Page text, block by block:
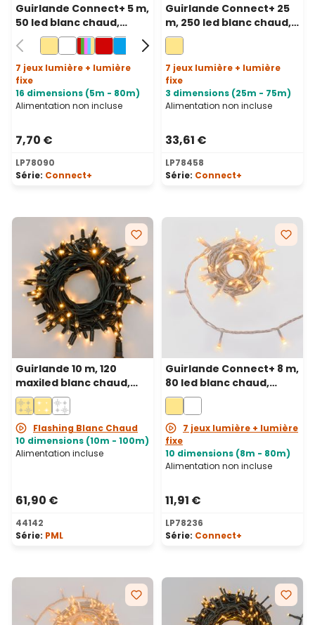
Guirlande Connect+ 5 m,
50 led blanc chaud,
câble vert, prolongeable
7 jeux lumière + lumière
fixe
16 dimensions (5m - 80m)
Alimentation non incluse
7,70 €
LP78090
Série: Connect+
Guirlande Connect+ 25
m, 250 led blanc chaud,
câble transparent,
prolongeable
7 jeux lumière + lumière
fixe
3 dimensions (25m - 75m)
Alimentation non incluse
33,61 €
LP78458
Série: Connect+
Guirlande 10 m, 120
maxiled blanc chaud,
câble vert,
prolongeable, IP67
Flashing Blanc Chaud
10 dimensions (10m - 100m)
Alimentation incluse
61,90 €
44142
Série: PML
Guirlande Connect+ 8 m,
80 led blanc chaud,
câble transparent,
prolongeable
7 jeux lumière + lumière
fixe
10 dimensions (8m - 80m)
Alimentation non incluse
11,91 €
LP78236
Série: Connect+